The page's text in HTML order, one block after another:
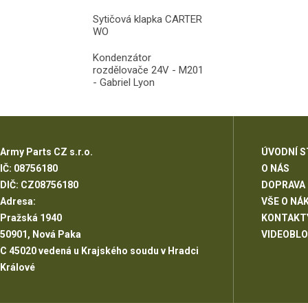
Sytičová klapka CARTER
WO
Kondenzátor
rozdělovače 24V - M201
- Gabriel Lyon
Army Parts CZ s.r.o.
IČ: 08756180
DIČ: CZ08756180
Adresa:
Pražská 1940
50901, Nová Paka
C 45020 vedená u Krajského soudu v Hradci
Králové
ÚVODNÍ
O NÁS
DOPRAVA
VŠE O